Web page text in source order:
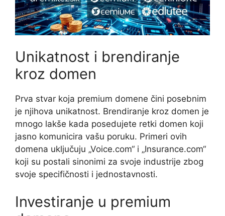
Unikatnost i brendiranje
kroz domen
Prva stvar koja premium domene čini posebnim
je njihova unikatnost. Brendiranje kroz domen je
mnogo lakše kada posedujete retki domen koji
jasno komunicira vašu poruku. Primeri ovih
domena uključuju „Voice.com“ i „Insurance.com“
koji su postali sinonimi za svoje industrije zbog
svoje specifičnosti i jednostavnosti.
Investiranje u premium